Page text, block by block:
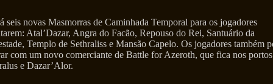
seis novas Masmorras de Caminhada Temporal para os jogadores
Atal’Dazar, Angra do Facão, Repouso do Rei, Santuário da
Templo de Sethraliss e Mansão Capelo. Os jogadores também
com um novo comerciante de Battle for Azeroth, que fica nos portos
e Dazar’Alor.